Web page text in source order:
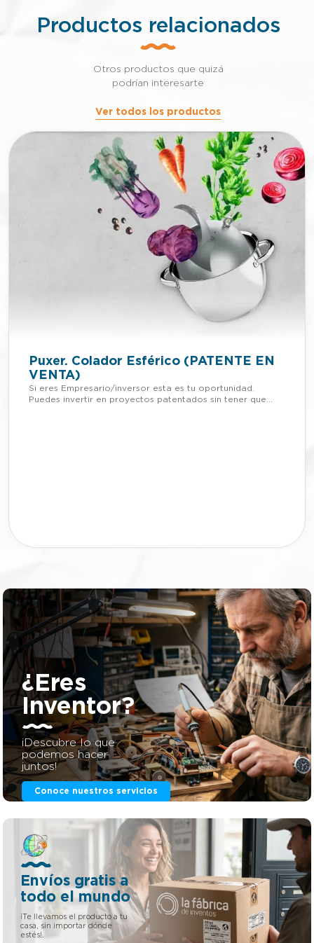
Productos relacionados
Otros productos que quizá
podrían interesarte
Ver todos los productos
Puxer. Colador Esférico (PATENTE EN
VENTA)
Si eres Empresario/inversor esta es tu oportunidad.
Puedes invertir en proyectos patentados sin tener que
accesorio indispensable para tu cocina. Se trata de un
Estará provisto de una compuerta de fácil apertura y
cómodo manejo para introducir dichos alimentos sin
ninguna dificultad. Ademas Se podrá adquirir en diferentes
tamaños dando la opción al usuario de adaptarlo al
tamaño óptimo para utilizar en su propia olla. Si eres
Empresario/inversor esta es tu oportunidad. Puedes
invertir en proyectos patentados sin tener que adelantar
dinero. Si quieres más información de esta patente,
llámanos o mándanos un Whatsapp al +34 623 30 88 74,
nuestro email es tienda@lafabricadeinventos.com. Somos
muy accesibles, cercanos y damos cientos de facilidades a
empresarios e inversores para invertir en nuestra
patentes. LLÁMANOS
¿Eres
Inventor?
¡Descubre lo que
podemos hacer
juntos!
Conoce nuestros servicios
Envíos gratis a
todo el mundo
¡Te llevamos el producto a tu
casa, sin importar dónde
estés!.